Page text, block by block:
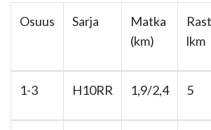
Osuus Sarja
Matka
(km)
lkm
1-3 H10RR 1,9/2,4 5